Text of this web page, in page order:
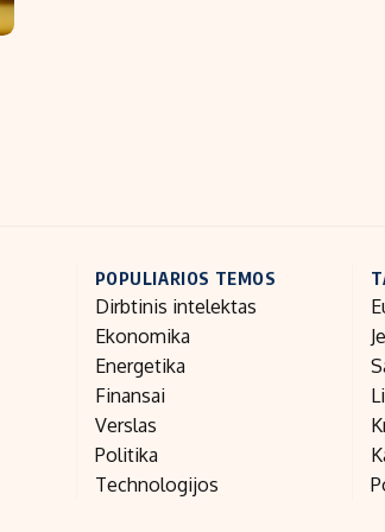
POPULIARIOS TEMOS
Dirbtinis intelektas
Ekonomika
Energetika
Finansai
Verslas
Politika
Technologijos